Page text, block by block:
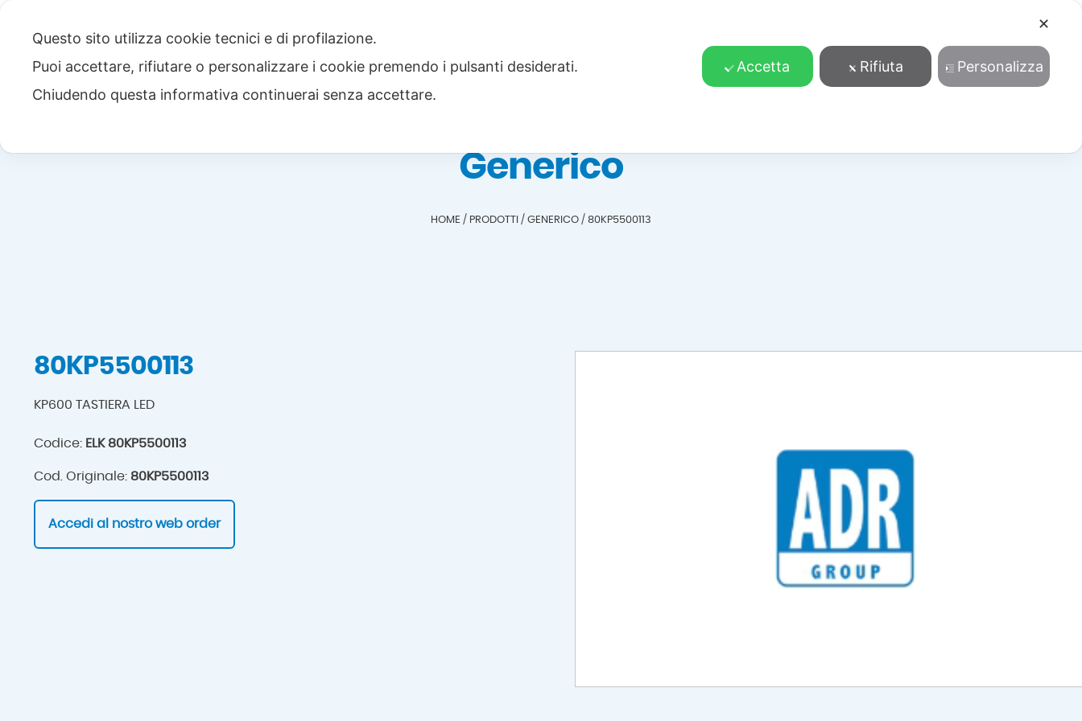
Download Cosa facciamo Contatti Accedi/Registrati
Generico
HOME / PRODOTTI / GENERICO / 80KP5500113
80KP5500113
KP600 TASTIERA LED
Codice: ELK 80KP5500113
Cod. Originale: 80KP5500113
Accedi al nostro web order
✕
Questo sito utilizza cookie tecnici e di profilazione.
Puoi accettare, rifiutare o personalizzare i cookie premendo i pulsanti desiderati.
Chiudendo questa informativa continuerai senza accettare.
Accetta Rifiuta Personalizza